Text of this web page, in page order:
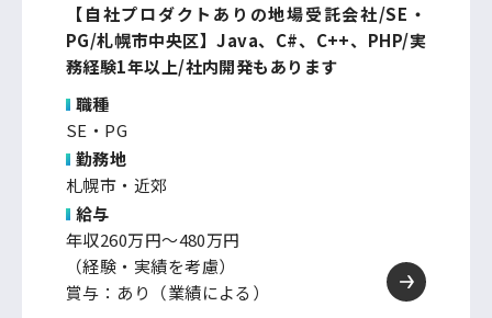
【自社プロダクトありの地場受託会社/SE・
PG/札幌市中央区】Java、C#、C++、PHP/実
務経験1年以上/社内開発もあります
職種
SE・PG
勤務地
札幌市・近郊
給与
年収260万円～480万円
（経験・実績を考慮）
賞与：あり（業績による）